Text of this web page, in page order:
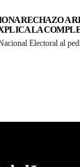
RECHAZO A
LA
Electoral al